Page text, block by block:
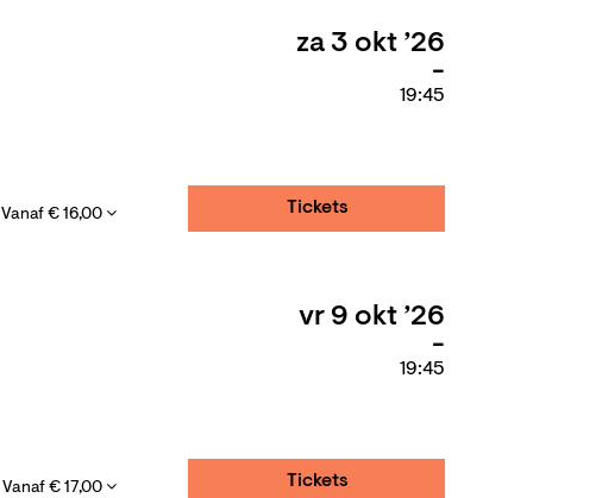
Vanaf € 16,00
za 3 okt ’26
19:45
Tickets
Vanaf € 17,00
vr 9 okt ’26
19:45
Tickets